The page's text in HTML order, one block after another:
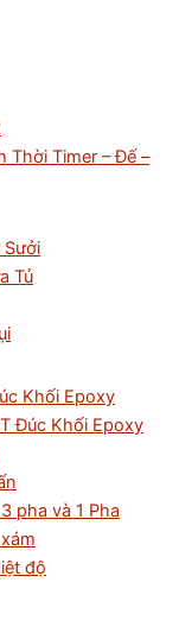
Thời Timer – Đế –
Sưởi
Tủ
Khối Epoxy
Đúc Khối Epoxy
pha và 1 Pha
độ